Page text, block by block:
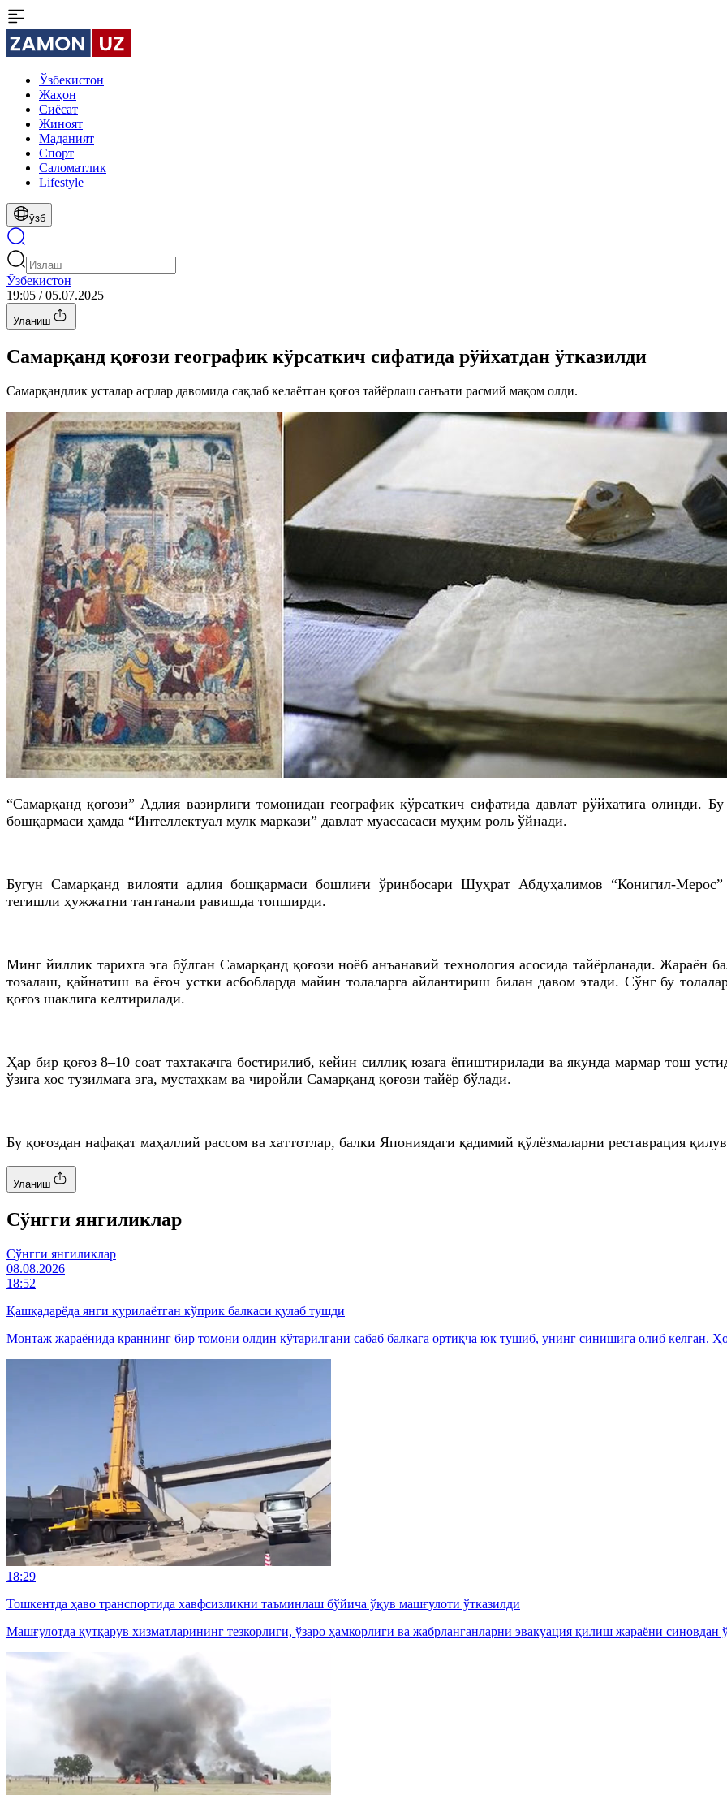
Ўзбекистон
Жаҳон
Сиёсат
Жиноят
Маданият
Спорт
Cаломатлик
Lifestyle
ўзб
Ўзбекистон
19:05 / 05.07.2025
Уланиш
Самарқанд қоғози географик кўрсаткич сифатида рўйхатдан ўтказилди
Самарқандлик усталар асрлар давомида сақлаб келаётган қоғоз тайёрлаш санъати расмий мақом олди.
“Самарқанд қоғози” Адлия вазирлиги томонидан географик кўрсаткич сифатида давлат рўйхатига олинди.
бошқармаси ҳамда “Интеллектуал мулк маркази” давлат муассасаси муҳим роль ўйнади.
Бугун Самарқанд вилояти адлия бошқармаси бошлиғи ўринбосари Шуҳрат Абдуҳалимов “Конигил-
тегишли ҳужжатни тантанали равишда топширди.
Минг йиллик тарихга эга бўлган Самарқанд қоғози ноёб анъанавий технология асосида тайёрланади. Жараён
тозалаш, қайнатиш ва ёғоч устки асбобларда майин толаларга айлантириш билан давом этади. Сўнг бу
қоғоз шаклига келтирилади.
Ҳар бир қоғоз 8–10 соат тахтакачга бостирилиб, кейин силлиқ юзага ёпиштирилади ва якунда мармар тош
ўзига хос тузилмага эга, мустаҳкам ва чиройли Самарқанд қоғози тайёр бўлади.
Бу қоғоздан нафақат маҳаллий рассом ва хаттотлар, балки Япониядаги қадимий қўлёзмаларни реставрация
Уланиш
Cўнгги янгиликлар
Cўнгги янгиликлар
08.08.2026
18:52
Қашқадарёда янги қурилаётган кўприк балкаси қулаб тушди
Монтаж жараёнида краннинг бир томони олдин кўтарилгани сабаб балкага ортиқча юк тушиб, унинг синишига олиб келган.
18:29
Тошкентда ҳаво транспортида хавфсизликни таъминлаш бўйича ўқув машғулоти ўтказилди
Машғулотда қутқарув хизматларининг тезкорлиги, ўзаро ҳамкорлиги ва жабрланганларни эвакуация қилиш жараёни синовдан